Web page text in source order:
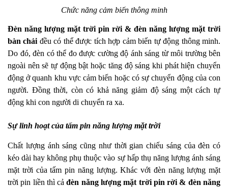
Chức năng cảm biến thông minh
Đèn năng lượng mặt trời pin rời & đèn năng lượng mặt trời
bàn chải đều có thể được tích hợp cảm biến tự động thông minh.
Do đó, đèn có thể đo được cường độ ánh sáng từ môi trường bên
ngoài nên sẽ tự động bật hoặc tăng độ sáng khi phát hiện chuyển
động ở quanh khu vực cảm biến hoặc có sự chuyển động của con
người. Đồng thời, còn có khả năng giảm độ sáng một cách tự
động khi con người di chuyển ra xa.
Sự linh hoạt của tấm pin năng lượng mặt trời
Chất lượng ánh sáng cũng như thời gian chiếu sáng của đèn có
kéo dài hay không phụ thuộc vào sự hấp thụ năng lượng ánh sáng
mặt trời của tấm pin năng lượng. Khác với đèn năng lượng mặt
trời pin liền thì cảđèn năng lượng mặt trời pin rời & đèn năng